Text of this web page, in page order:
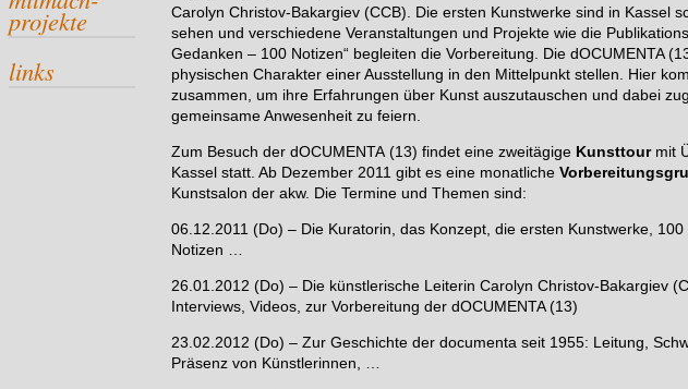
projekte
links
Carolyn Christov-Bakargiev (CCB). Die ersten Kunstwerke sind in Kassel
sehen und verschiedene Veranstaltungen und Projekte wie die
Gedanken – 100 Notizen“ begleiten die Vorbereitung. Die dOCUMENTA
physischen Charakter einer Ausstellung in den Mittelpunkt stellen. Hier
zusammen, um ihre Erfahrungen über Kunst auszutauschen und dabei
gemeinsame Anwesenheit zu feiern.
Zum Besuch der dOCUMENTA (13) findet eine zweitägige Kunsttourmit
Kassel statt. Ab Dezember 2011 gibt es eine monatliche
Kunstsalon der akw. Die Termine und Themen sind:
06.12.2011 (Do) – Die Kuratorin, das Konzept, die ersten Kunstwerke,
Notizen …
26.01.2012 (Do) – Die künstlerische Leiterin Carolyn Christov-Bakargiev
Interviews, Videos, zur Vorbereitung der dOCUMENTA (13)
23.02.2012 (Do) – Zur Geschichte der documenta seit 1955: Leitung,
Präsenz von Künstlerinnen, …